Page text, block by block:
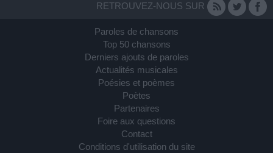
RETROUVEZ-NOUS SUR
Paroles de chansons
Top 50 chansons
Derniers ajouts de paroles
Actualités musicales
Poésies et poèmes
Poètes
Partenaires
Foire aux questions
Contact
Conditions d'utilisation du site